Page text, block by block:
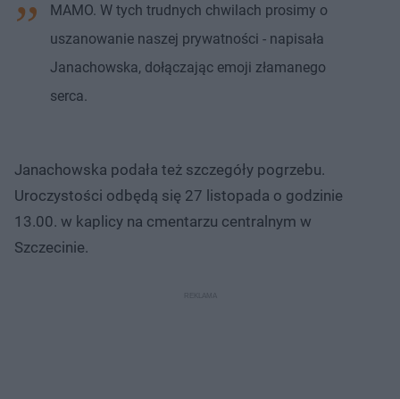
MAMO. W tych trudnych chwilach prosimy o
uszanowanie naszej prywatności - napisała
Janachowska, dołączając emoji złamanego
serca.
Janachowska podała też szczegóły pogrzebu.
Uroczystości odbędą się 27 listopada o godzinie
13.00. w kaplicy na cmentarzu centralnym w
Szczecinie.